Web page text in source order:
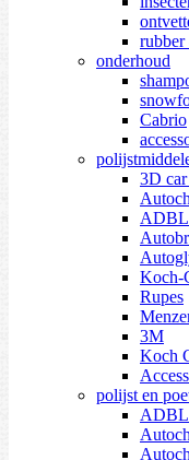
onderhoud
Cabrio
3D car
ADBL
Koch-
Rupes
3M
Koch
polijst en
ADBL